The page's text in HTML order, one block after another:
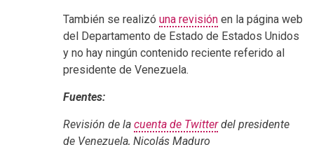
También se realizó una revisión en la página web
del Departamento de Estado de Estados Unidos
y no hay ningún contenido reciente referido al
presidente de Venezuela.
Fuentes:
Revisión de la cuenta de Twitterdel presidente
de Venezuela, Nicolás Maduro